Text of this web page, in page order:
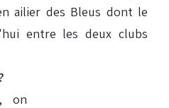
ailier des Bleus dont le
entre les deux clubs
on